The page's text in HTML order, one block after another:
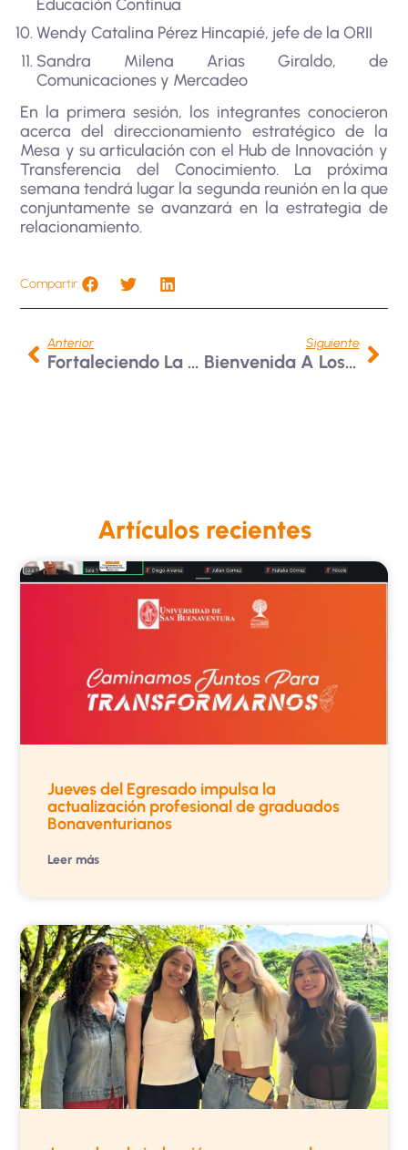
Educación Continua
Wendy Catalina Pérez Hincapié, jefe de la ORII
Sandra Milena Arias Giraldo, de
Comunicaciones y Mercadeo
En la primera sesión, los integrantes conocieron
acerca del direccionamiento estratégico de la
Mesa y su articulación con el Hub de Innovación y
Transferencia del Conocimiento. La próxima
semana tendrá lugar la segunda reunión en la que
conjuntamente se avanzará en la estrategia de
relacionamiento.
Compartir:
Anterior
Fortaleciendo La Enseñanza Con Neuroeducación
Siguiente
Bienvenida A Los Nuevos Colaboradores Bonaventurianos
Artículos recientes
Jueves del Egresado impulsa la
actualización profesional de graduados
Bonaventurianos
Leer más